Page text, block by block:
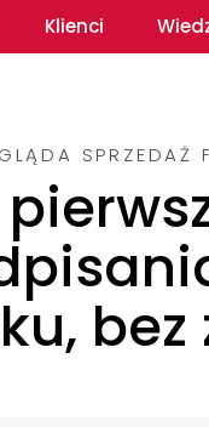
Klienci
SPRZEDAŻ